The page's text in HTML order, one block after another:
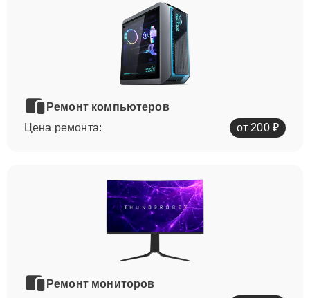
Ремонт компьютеров
Цена ремонта:
от 200 ₽
Ремонт мониторов